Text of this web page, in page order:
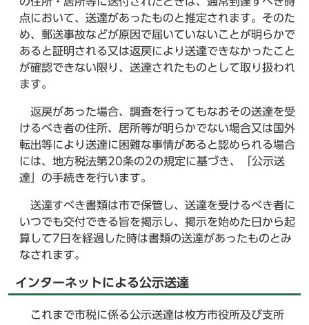
点において、送達があったものと推定されます。そのた
め、郵送事故などが原因で届いていないことが明らかで
あると証明される又は返戻により送達できなかったこと
が確認できない限り、送達されたものとして取り扱われ
ます。
返戻があった場合、調査を行ってもなおその送達を受
けるべき者の住所、居所等が明らかでない場合又は国外
転出等により送達に困難な事情があると認められる場合
には、地方税法第20条の2の規定に基づき、「公示送
達」の手続きを行います。
送達すべき書類は市で保管し、送達を受けるべき者に
いつでも交付できる旨を掲示し、掲示を始めた日から起
算して7日を経過した時は書類の送達があったものとみ
なされます。
インターネットによる公示送達
これまで市税に係る公示送達は枚方市役所及び支所